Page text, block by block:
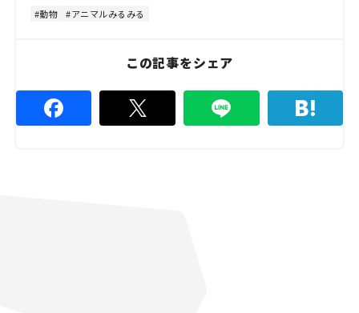
%
動物 アニマルみるみる
この記事をシェア